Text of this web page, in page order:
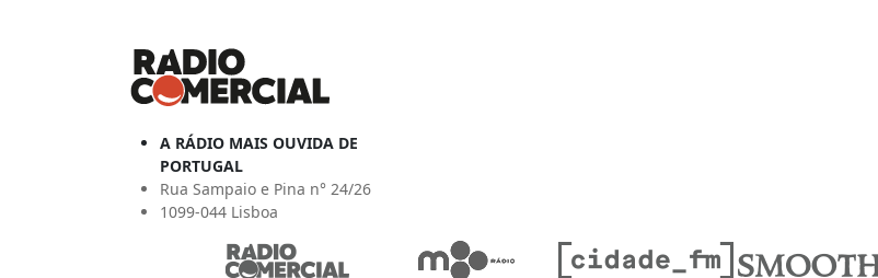
A RÁDIO MAIS OUVIDA DE
PORTUGAL
Rua Sampaio e Pina n° 24/26
1099-044 Lisboa